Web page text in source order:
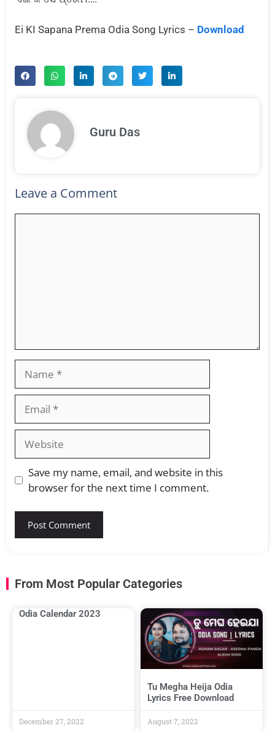
Ei KI Sapana Prema Odia Song Lyrics – Download
Guru Das
Leave a Comment
Save my name, email, and website in this
browser for the next time I comment.
From Most Popular Categories
Odia Calendar 2023
December 27, 2022
Tu Megha Heija Odia
Lyrics Free Download
August 7, 2022